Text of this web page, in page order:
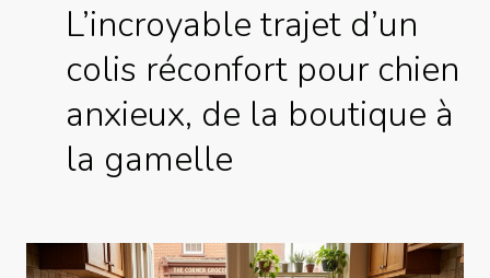
L’incroyable trajet d’un
colis réconfort pour chien
anxieux, de la boutique à
la gamelle